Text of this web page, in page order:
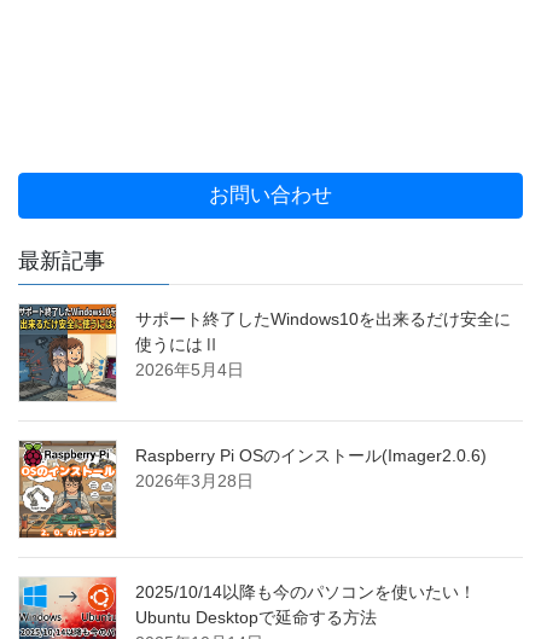
お問い合わせ
最新記事
サポート終了したWindows10を出来るだけ安全に
使うにはⅡ
2026年5月4日
Raspberry Pi OSのインストール(Imager2.0.6)
2026年3月28日
2025/10/14以降も今のパソコンを使いたい！
Ubuntu Desktopで延命する方法